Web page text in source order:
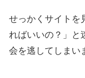
せっかくサイトを
ればいいの？」と
会を逃してしまい